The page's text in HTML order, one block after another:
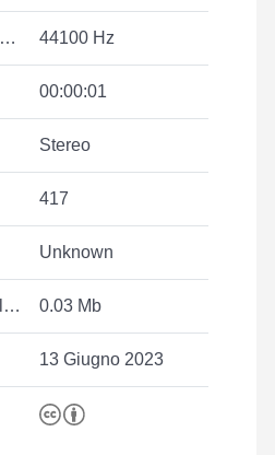
44100 Hz
00:00:01
Stereo
417
Unknown
0.03 Mb
13 Giugno 2023